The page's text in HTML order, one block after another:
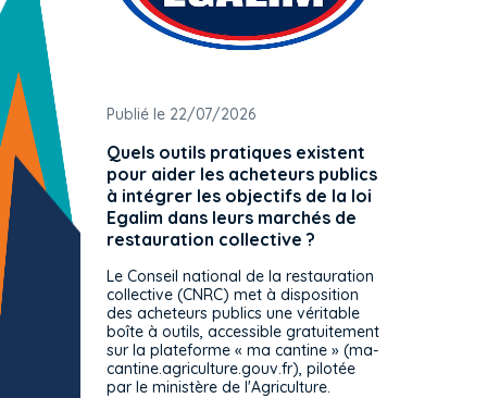
Publié le 22/07/2026
Quels outils pratiques existent
pour aider les acheteurs publics
à intégrer les objectifs de la loi
Egalim dans leurs marchés de
restauration collective ?
Le Conseil national de la restauration
collective (CNRC) met à disposition
des acheteurs publics une véritable
boîte à outils, accessible gratuitement
sur la plateforme « ma cantine » (ma-
cantine.agriculture.gouv.fr), pilotée
par le ministère de l'Agriculture.